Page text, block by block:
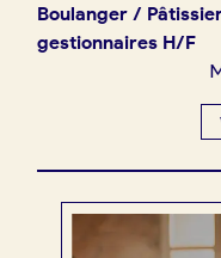
Boulanger /
gestionnaires H/F